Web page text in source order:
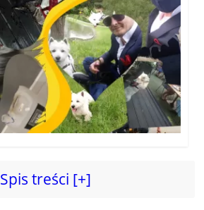
Spis treści [+]